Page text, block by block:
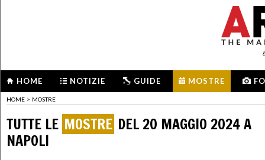
HOME NOTIZIE GUIDE MOSTRE
HOME > MOSTRE
TUTTE LE MOSTRE DEL 20 MAGGIO 2024 A
NAPOLI